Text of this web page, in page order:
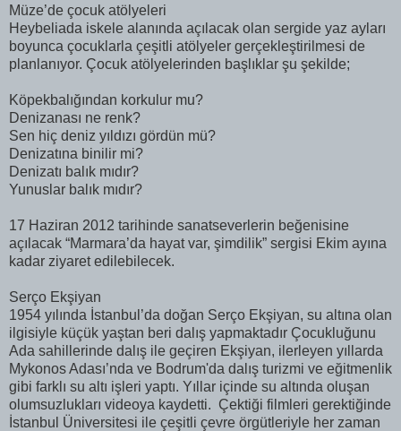
Müze’de çocuk atölyeleri
Heybeliada iskele alanında açılacak olan sergide yaz ayları
boyunca çocuklarla çeşitli atölyeler gerçekleştirilmesi de
planlanıyor. Çocuk atölyelerinden başlıklar şu şekilde;
Köpekbalığından korkulur mu?
Denizanası ne renk?
Sen hiç deniz yıldızı gördün mü?
Denizatına binilir mi?
Denizatı balık mıdır?
Yunuslar balık mıdır?
17 Haziran 2012 tarihinde sanatseverlerin beğenisine
açılacak “Marmara’da hayat var, şimdilik” sergisi Ekim ayına
kadar ziyaret edilebilecek.
Serço Ekşiyan
1954 yılında İstanbul’da doğan Serço Ekşiyan, su altına olan
ilgisiyle küçük yaştan beri dalış yapmaktadır Çocukluğunu
Ada sahillerinde dalış ile geçiren Ekşiyan, ilerleyen yıllarda
Mykonos Adası’nda ve Bodrum'da dalış turizmi ve eğitmenlik
gibi farklı su altı işleri yaptı. Yıllar içinde su altında oluşan
olumsuzlukları videoya kaydetti. Çektiği filmleri gerektiğinde
İstanbul Üniversitesi ile çeşitli çevre örgütleriyle her zaman